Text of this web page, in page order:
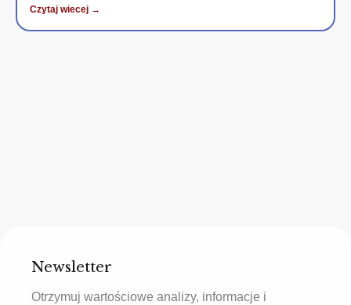
Czytaj wiecej →
Newsletter
Otrzymuj wartościowe analizy, informacje i